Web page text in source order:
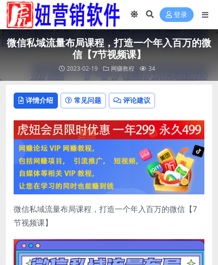
登录
微信私域流量布局课程，打造一个年入百万的微
信【7节视频课】
2023-02-19 网赚教程 34
详情介绍 常见问题 评论建议
微信私域流量布局课程，打造一个年入百万的微信【7
节视频课】